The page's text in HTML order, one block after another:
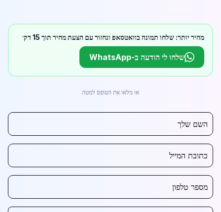
מהיר יותר: שלחו תמונה בוואטסאפ ונחזור עם הצעת מחיר תוך 15 דק׳
שלחו לי הודעה ב-WhatsApp
או מלאו את הטופס למטה